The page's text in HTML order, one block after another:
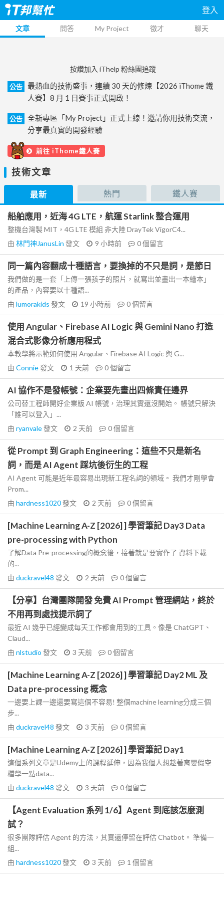
登入
文章 問答 My Project 徵才 聊天
按讚加入 iThelp 粉絲團追蹤
公告
最熱血的技術盛事，連續 30 天的修煉【2026 iThome 鐵
人賽】8 月 1 日賽事正式開啟！
公告
全新專區「My Project」正式上線！邀請你用技術交流，
分享最真實的開發經驗
前往 iThome鐵人賽
技術文章
最新 熱門 鐵人賽
船舶應用，近海 4G LTE，航運 Starlink 整合運用
整機台灣製 MIT，4G LTE 模組 非大陸 DrayTek VigorC4...
由 林門神JanusLin 發文 9 小時前 0個留言
同一篇內容翻成十種語言，要換掉的不只是詞，是節日
我們做的是一套「上傳一張孩子的照片，就寫出並畫出一本繪本」
的產品，內容要以十種語...
由 lumorakids 發文 19 小時前 0個留言
使用 Angular、Firebase AI Logic 與 Gemini Nano 打造
混合式影像分析應用程式
本教學將示範如何使用 Angular、Firebase AI Logic 與 G...
由 Connie發文 1 天前 0個留言
AI 協作不是發帳號：企業要先畫出四條責任邊界
公司替工程師開好企業版 AI 帳號，治理其實還沒開始。 帳號只解決
「誰可以登入」...
由 ryanvale發文 2 天前 0個留言
從 Prompt 到 Graph Engineering：這些不只是新名
詞，而是 AI Agent 踩坑後衍生的工程
AI Agent 可能是近年最容易出現新工程名詞的領域。 我們才剛學會
Prom...
由 hardness1020發文 2 天前 0個留言
[Machine Learning A-Z [2026] ] 學習筆記 Day3 Data
pre-processing with Python
了解Data Pre-processing的概念後，接著就是要實作了 資料下載
的...
由 duckravel48 發文 2 天前 0個留言
【分享】台灣團隊開發 免費 AI Prompt 管理網站，終於
不用再到處找提示詞了
最近 AI 幾乎已經變成每天工作都會用到的工具。像是 ChatGPT、
Claud...
由 nlstudio 發文 3 天前 0個留言
[Machine Learning A-Z [2026] ] 學習筆記 Day2 ML 及
Data pre-processing 概念
一邊要上課一邊還要寫這個不容易! 整個machine learning分成三個
步...
由 duckravel48 發文 3 天前 0個留言
[Machine Learning A-Z [2026] ] 學習筆記 Day1
這個系列文章是Udemy上的課程延伸，因為我個人想趁著育嬰假空
檔學一點data...
由 duckravel48 發文 3 天前 0個留言
【Agent Evaluation 系列 1/6】Agent 到底該怎麼測
試？
很多團隊評估 Agent 的方法，其實還停留在評估 Chatbot。 準備一
組...
由 hardness1020發文 3 天前 1 個留言